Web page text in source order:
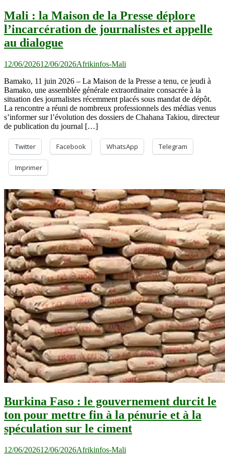
Mali : la Maison de la Presse déplore
l’incarcération de journalistes et appelle
au dialogue
12/06/202612/06/2026Afrikinfos-Mali
Bamako, 11 juin 2026 – La Maison de la Presse a tenu, ce jeudi à
Bamako, une assemblée générale extraordinaire consacrée à la
situation des journalistes récemment placés sous mandat de dépôt.
La rencontre a réuni de nombreux professionnels des médias venus
s’informer sur l’évolution des dossiers de Chahana Takiou, directeur
de publication du journal […]
Twitter Facebook WhatsApp Telegram
Imprimer
Burkina Faso : le gouvernement durcit le
ton pour mettre fin à la pénurie et à la
spéculation sur le ciment
12/06/202612/06/2026Afrikinfos-Mali